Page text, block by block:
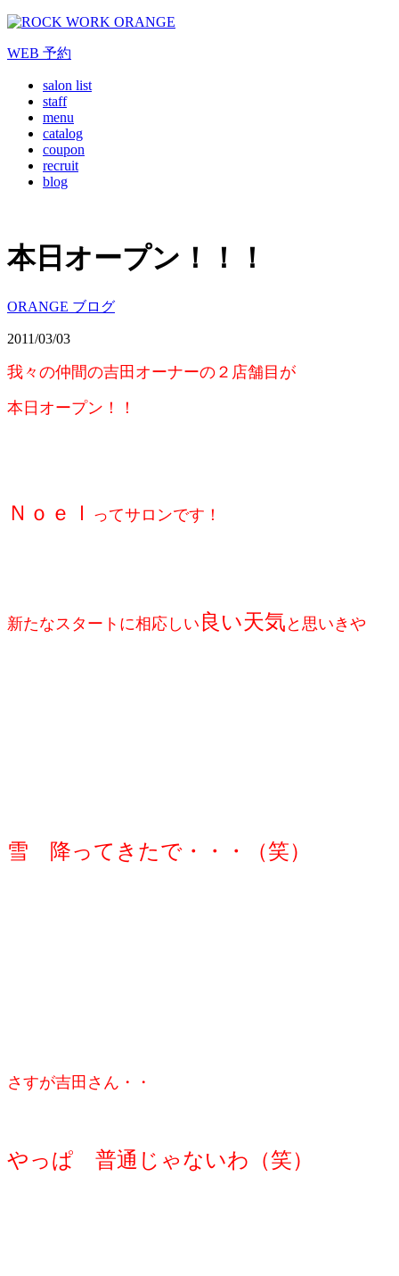
WEB 予約
salon list
staff
menu
catalog
coupon
recruit
blog
本日オープン！！！
ORANGE ブログ
2011/03/03
我々の仲間の吉田オーナーの２店舗目が
本日オープン！！
Ｎｏｅｌ ってサロンです！
新たなスタートに相応しい 良い天気 と思いきや
雪 降ってきたで・・・（笑）
さすが吉田さん・・
やっぱ 普通じゃないわ（笑）